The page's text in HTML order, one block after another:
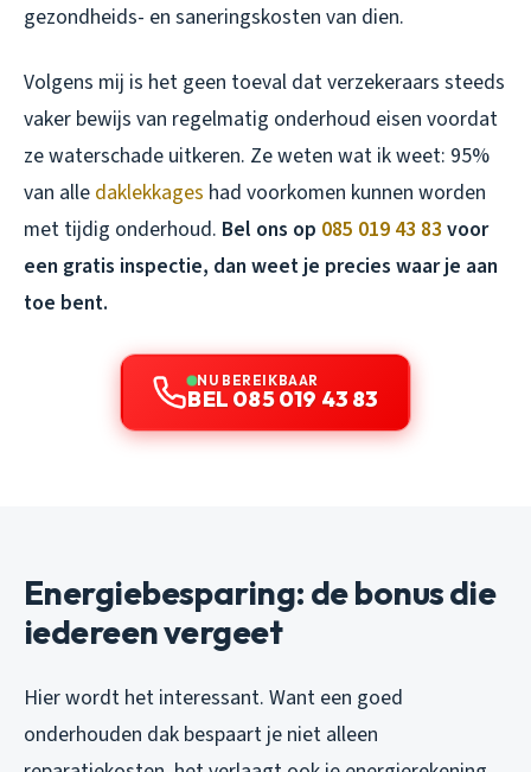
gezondheids- en saneringskosten van dien.
Volgens mij is het geen toeval dat verzekeraars steeds
vaker bewijs van regelmatig onderhoud eisen voordat
ze waterschade uitkeren. Ze weten wat ik weet: 95%
van alle daklekkages had voorkomen kunnen worden
met tijdig onderhoud. Bel ons op 085 019 43 83 voor
een gratis inspectie, dan weet je precies waar je aan
toe bent.
NU BEREIKBAAR
BEL 085 019 43 83
Energiebesparing: de bonus die
iedereen vergeet
Hier wordt het interessant. Want een goed
onderhouden dak bespaart je niet alleen